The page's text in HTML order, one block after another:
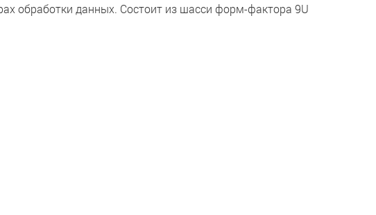
обработки данных. Состоит из шасси форм-фактора 9U